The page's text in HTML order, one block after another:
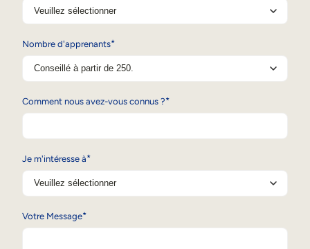
Nombre d'apprenants*
Comment nous avez-vous connus ?*
Je m'intéresse à*
Votre Message*